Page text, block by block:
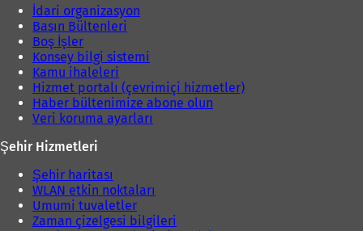
İdari organizasyon
Basın Bültenleri
Boş İşler
Konsey bilgi sistemi
Kamu ihaleleri
Hizmet portalı (çevrimiçi hizmetler)
Haber bültenimize abone olun
Veri koruma ayarları
Şehir Hizmetleri
Şehir haritası
WLAN etkin noktaları
Umumi tuvaletler
Zaman çizelgesi bilgileri